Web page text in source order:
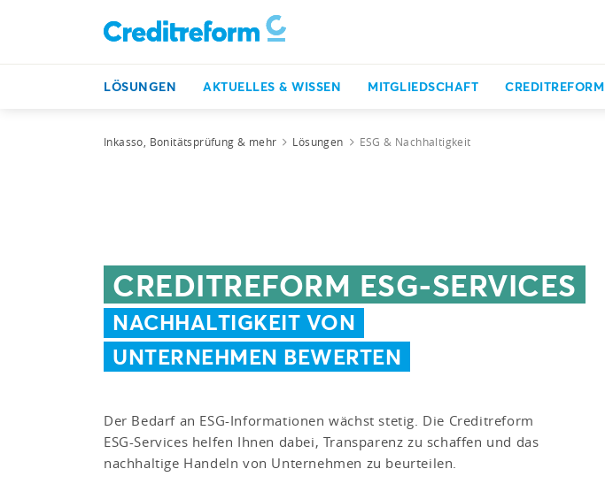
LÖSUNGEN AKTUELLES & WISSEN MITGLIEDSCHAFT CREDITREFORM
Inkasso, Bonitätsprüfung & mehr Lösungen ESG & Nachhaltigkeit
CREDITREFORM ESG-SERVICES
NACHHALTIGKEIT VON
UNTERNEHMEN BEWERTEN
Der Bedarf an ESG-Informationen wächst stetig. Die Creditreform
ESG-Services helfen Ihnen dabei, Transparenz zu schaffen und das
nachhaltige Handeln von Unternehmen zu beurteilen.